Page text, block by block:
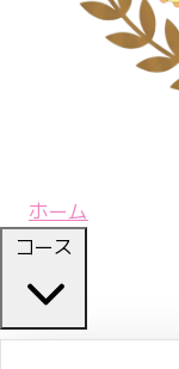
ホーム
コース